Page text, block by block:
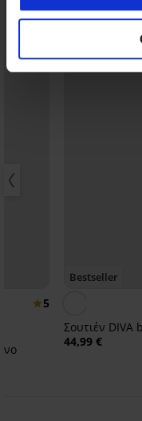
5
Bestseller
Σουτιέν DIVA
44,99 €